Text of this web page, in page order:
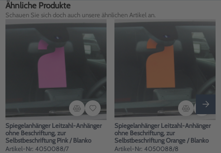
Ähnliche Produkte
Schauen Sie sich doch auch unsere ähnlichen Artikel an.
Spiegelanhänger Leitzahl-Anhänger
ohne Beschriftung, zur
Selbstbeschriftung Pink / Blanko
Artikel-Nr: 4050088/7
Spiegelanhänger Leitzahl-Anhänger
ohne Beschriftung, zur
Selbstbeschriftung Orange / Blanko
Artikel-Nr: 4050088/8